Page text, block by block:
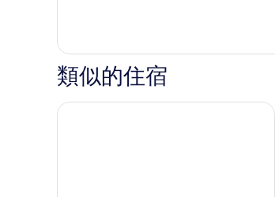
類似的住宿
JR KYUSHU HOTEL Blossom Naha